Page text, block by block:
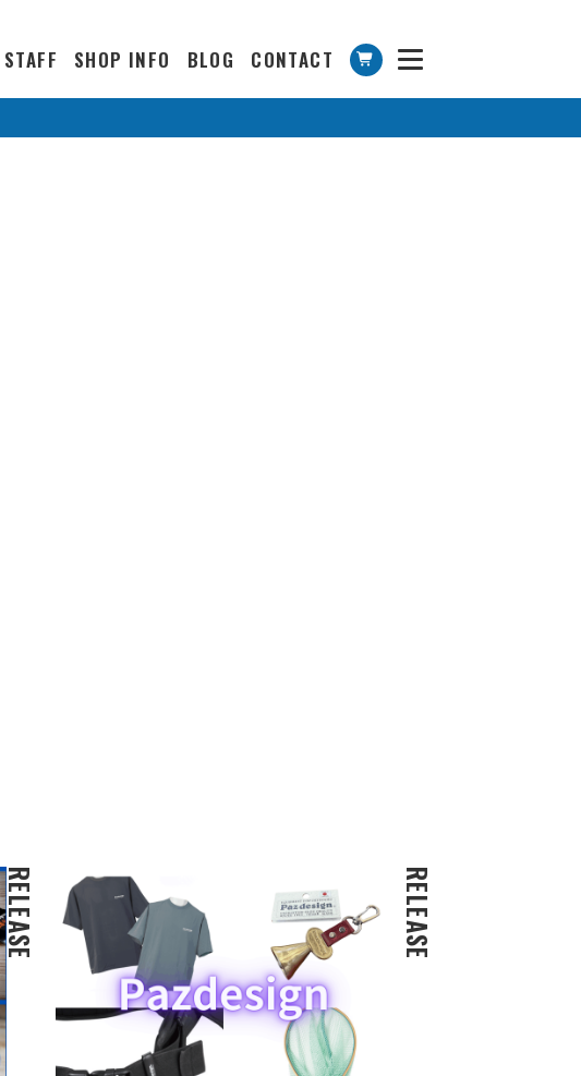
STAFF SHOP INFO BLOG CONTACT
RELEASE RELEASE